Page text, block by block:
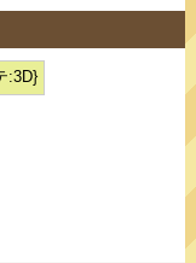
:3D}